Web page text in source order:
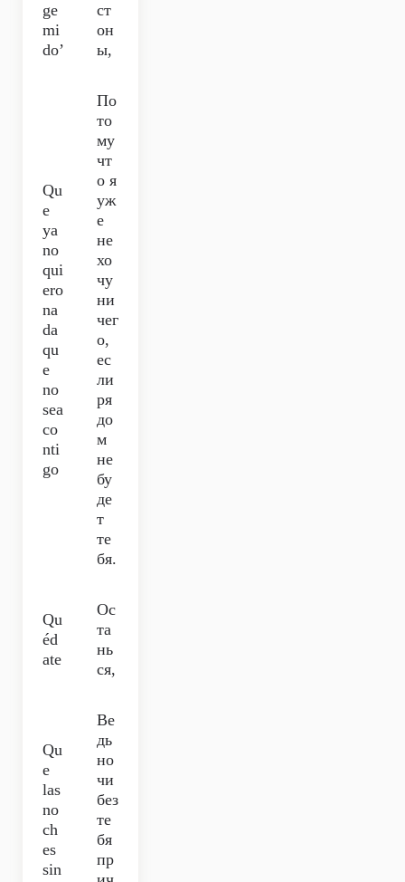
ge
mi
do’
ст
он
ы,
Qu
e
ya
no
qui
ero
na
da
qu
e
no
sea
co
nti
go
По
то
му
чт
о я
уж
е
не
хо
чу
ни
чег
о,
ес
ли
ря
до
м
не
бу
де
т
те
бя.
Qu
éd
ate
Ос
та
нь
ся,
Qu
e
las
no
ch
es
sin
Ве
дь
но
чи
без
те
бя
пр